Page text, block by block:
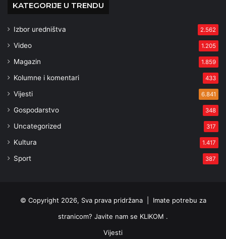
KATEGORIJE U TRENDU
Izbor uredništva 2.562
Video 1.205
Magazin 1.859
Kolumne i komentari 433
Vijesti 6.841
Gospodarstvo 348
Uncategorized 317
Kultura 1.417
Sport 387
© Copyright 2026, Sva prava pridržana | Imate potrebu za
stranicom? Javite nam se KLIKOM .
Vijesti